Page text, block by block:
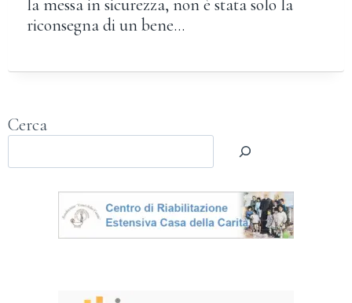
la messa in sicurezza, non è stata solo la
riconsegna di un bene…
Cerca